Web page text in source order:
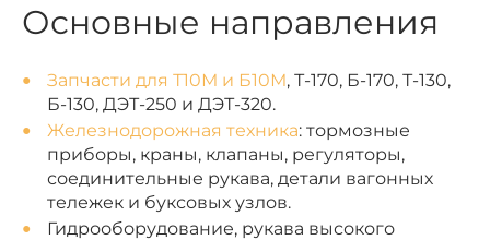
Основные направления
Запчасти для Т10М и Б10М, Т-170, Б-170, Т-130,
Б-130, ДЭТ-250 и ДЭТ-320.
Железнодорожная техника: тормозные
приборы, краны, клапаны, регуляторы,
соединительные рукава, детали вагонных
тележек и буксовых узлов.
Гидрооборудование, рукава высокого